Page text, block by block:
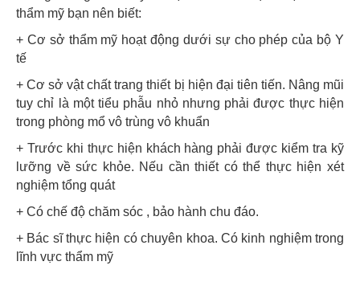
thẩm mỹ bạn nên biết:
+ Cơ sở thẩm mỹ hoạt động dưới sự cho phép của bộ Y
tế
+ Cơ sở vật chất trang thiết bị hiện đại tiên tiến. Nâng mũi
tuy chỉ là một tiểu phẫu nhỏ nhưng phải được thực hiện
trong phòng mổ vô trùng vô khuẩn
+ Trước khi thực hiện khách hàng phải được kiểm tra kỹ
lưỡng về sức khỏe. Nếu cần thiết có thể thực hiện xét
nghiệm tổng quát
+ Có chế độ chăm sóc , bảo hành chu đáo.
+ Bác sĩ thực hiện có chuyên khoa. Có kinh nghiệm trong
lĩnh vực thẩm mỹ